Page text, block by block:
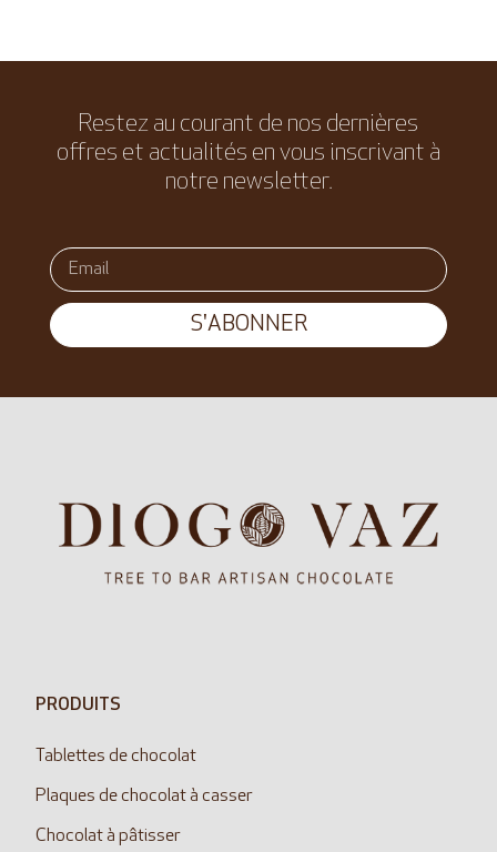
Restez au courant de nos dernières
offres et actualités en vous inscrivant à
notre newsletter.
S'ABONNER
PRODUITS
Tablettes de chocolat
Plaques de chocolat à casser
Chocolat à pâtisser